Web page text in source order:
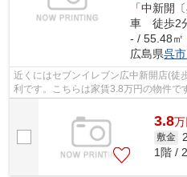
「中新開
車 徒歩2
- / 55.48㎡
広島県呉市
近くにはセブンイレブン広中新開店(徒
利です。こちらは家賃3.8万円の物件で
じて路線を選ぶことができます。呉市...
3.8万
敷金
1階 /